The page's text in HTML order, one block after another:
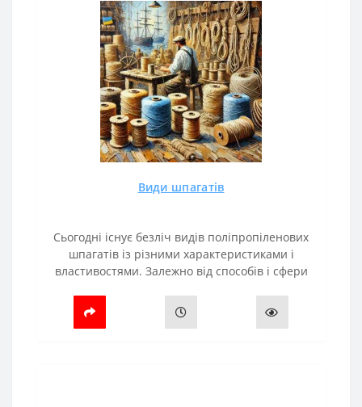
Види шпагатів
Сьогодні існує безліч видів поліпропіленових
шпагатів із різними характеристиками і
властивостями. Залежно від способів і сфери
Рулонних прес-підбирачів.Тюкув..